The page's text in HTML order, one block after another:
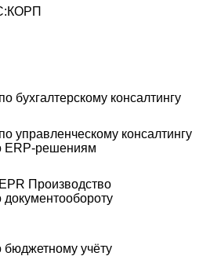
бухгалтерскому консалтингу
управленческому консалтингу
ERP-решениям
Производство
бюджетному учёту